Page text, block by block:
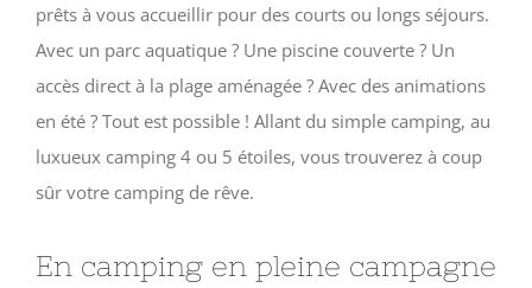
prêts à vous accueillir pour des courts ou longs séjours.
Avec un parc aquatique ? Une piscine couverte ? Un
accès direct à la plage aménagée ? Avec des animations
en été ? Tout est possible ! Allant du simple camping, au
luxueux camping 4 ou 5 étoiles, vous trouverez à coup
sûr votre camping de rêve.
En camping en pleine campagne